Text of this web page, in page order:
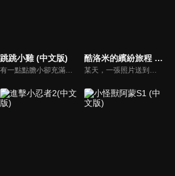
跳跳小雞 (中文版)
有一點點膽小卻充滿好奇心的「帶骨雞」，和總是用小跳步靠過來的舞蹈老師「小跳步青蛙老師」，以及其他具有獨特個性的夥伴們跳舞大活耀！在家裡和各種地方以「身體動了，心也舞動了起來♪」為主題的角色人物。這是關於不可思議的夥伴們與愉快舞蹈的故事。
酷洛米的繽紛旅程 (中文版)